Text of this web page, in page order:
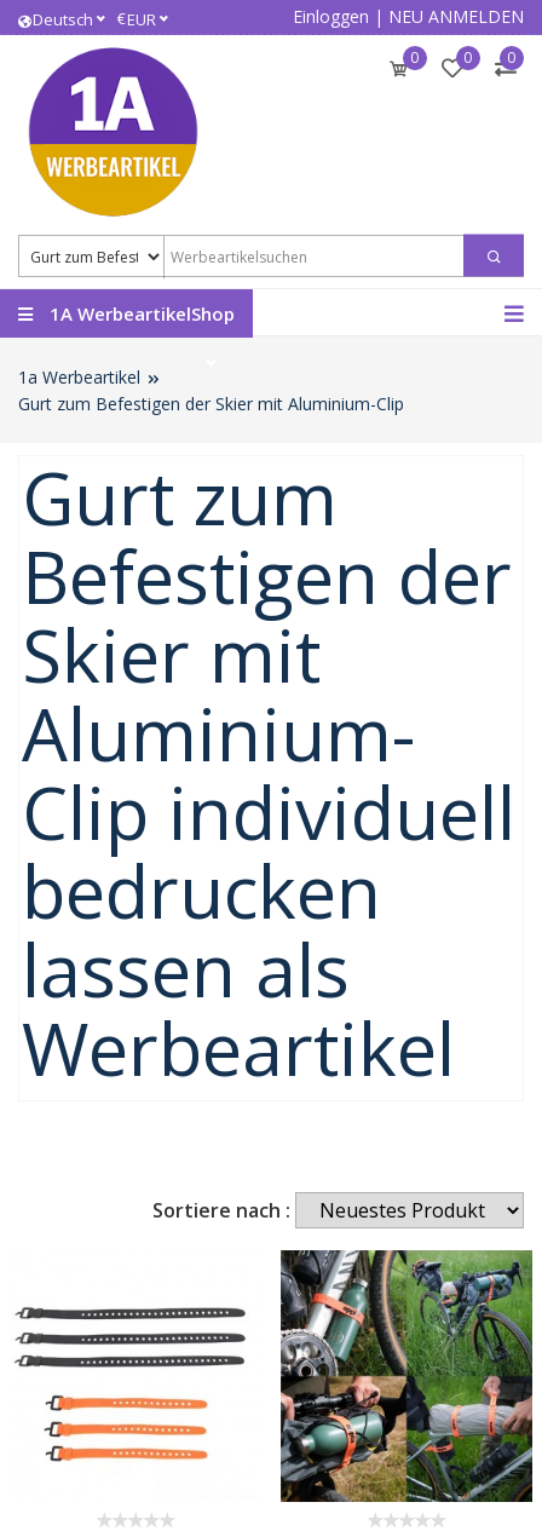
Deutsch €EUR Einloggen | NEU ANMELDEN
0 0 0
1A WerbeartikelShop
1a Werbeartikel
Gurt zum Befestigen der Skier mit Aluminium-Clip
Gurt zum
Befestigen der
Skier mit
Aluminium-
Clip individuell
bedrucken
lassen als
Werbeartikel
Sortiere nach :